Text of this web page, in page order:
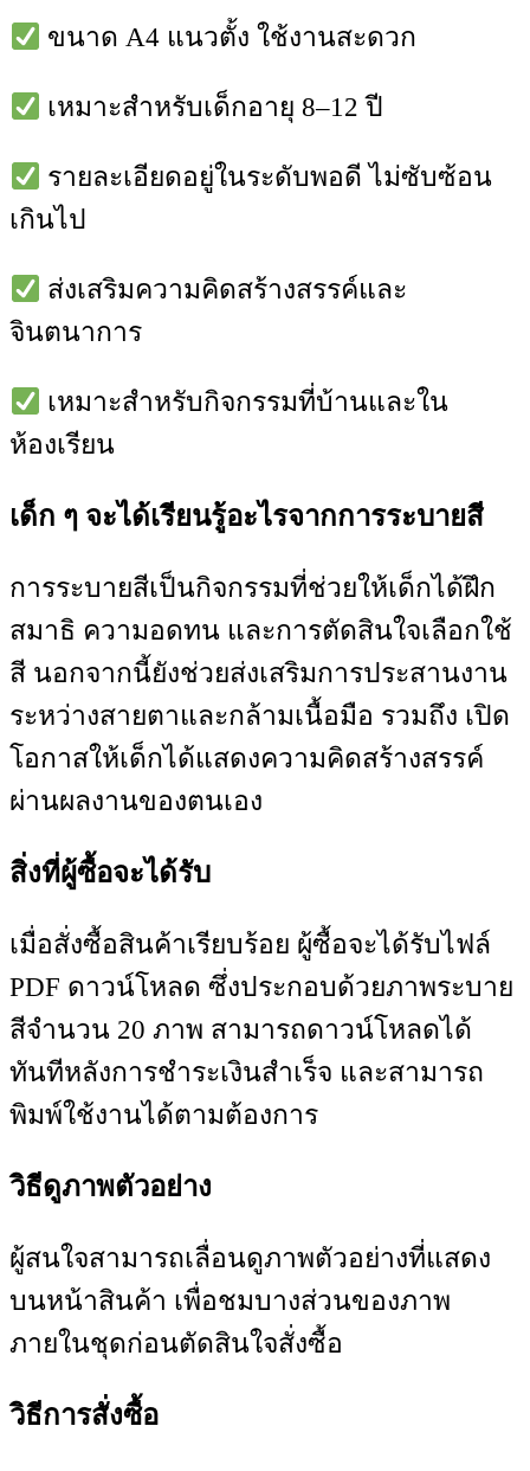
ขนาด A4 แนวตั้ง ใช้งานสะดวก
เหมาะสำหรับเด็กอายุ 8–12 ปี
รายละเอียดอยู่ในระดับพอดี ไม่ซับซ้อน
เกินไป
ส่งเสริมความคิดสร้างสรรค์และ
จินตนาการ
เหมาะสำหรับกิจกรรมที่บ้านและใน
ห้องเรียน
เด็ก ๆ จะได้เรียนรู้อะไรจากการระบายสี
การระบายสีเป็นกิจกรรมที่ช่วยให้เด็กได้ฝึก
สมาธิ ความอดทน และการตัดสินใจเลือกใช้
สี นอกจากนี้ยังช่วยส่งเสริมการประสานงาน
ระหว่างสายตาและกล้ามเนื้อมือ รวมถึง เปิด
โอกาสให้เด็กได้แสดงความคิดสร้างสรรค์
ผ่านผลงานของตนเอง
สิ่งที่ผู้ซื้อจะได้รับ
เมื่อสั่งซื้อสินค้าเรียบร้อย ผู้ซื้อจะได้รับไฟล์
PDF ดาวน์โหลด ซึ่งประกอบด้วยภาพระบาย
สีจำนวน 20 ภาพ สามารถดาวน์โหลดได้
ทันทีหลังการชำระเงินสำเร็จ และสามารถ
พิมพ์ใช้งานได้ตามต้องการ
วิธีดูภาพตัวอย่าง
ผู้สนใจสามารถเลื่อนดูภาพตัวอย่างที่แสดง
บนหน้าสินค้า เพื่อชมบางส่วนของภาพ
ภายในชุดก่อนตัดสินใจสั่งซื้อ
วิธีการสั่งซื้อ